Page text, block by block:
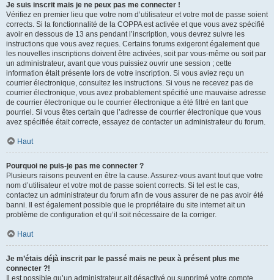
Je suis inscrit mais je ne peux pas me connecter !
Vérifiez en premier lieu que votre nom d’utilisateur et votre mot de passe soient
corrects. Si la fonctionnalité de la COPPA est activée et que vous avez spécifié
avoir en dessous de 13 ans pendant l’inscription, vous devrez suivre les
instructions que vous avez reçues. Certains forums exigeront également que
les nouvelles inscriptions doivent être activées, soit par vous-même ou soit par
un administrateur, avant que vous puissiez ouvrir une session ; cette
information était présente lors de votre inscription. Si vous aviez reçu un
courrier électronique, consultez les instructions. Si vous ne recevez pas de
courrier électronique, vous avez probablement spécifié une mauvaise adresse
de courrier électronique ou le courrier électronique a été filtré en tant que
pourriel. Si vous êtes certain que l’adresse de courrier électronique que vous
avez spécifiée était correcte, essayez de contacter un administrateur du forum.
Haut
Pourquoi ne puis-je pas me connecter ?
Plusieurs raisons peuvent en être la cause. Assurez-vous avant tout que votre
nom d’utilisateur et votre mot de passe soient corrects. Si tel est le cas,
contactez un administrateur du forum afin de vous assurer de ne pas avoir été
banni. Il est également possible que le propriétaire du site internet ait un
problème de configuration et qu’il soit nécessaire de la corriger.
Haut
Je m’étais déjà inscrit par le passé mais ne peux à présent plus me
connecter ?!
Il est possible qu’un administrateur ait désactivé ou supprimé votre compte